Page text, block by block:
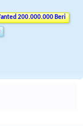
200.000.000 Beri